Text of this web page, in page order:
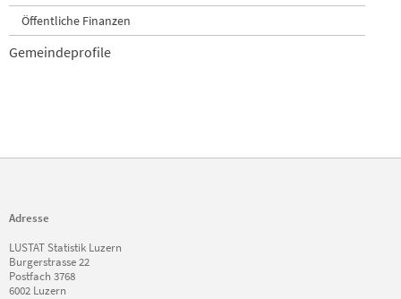
Öffentliche Finanzen
Gemeindeprofile
Adresse
LUSTAT Statistik Luzern
Burgerstrasse 22
Postfach 3768
6002 Luzern